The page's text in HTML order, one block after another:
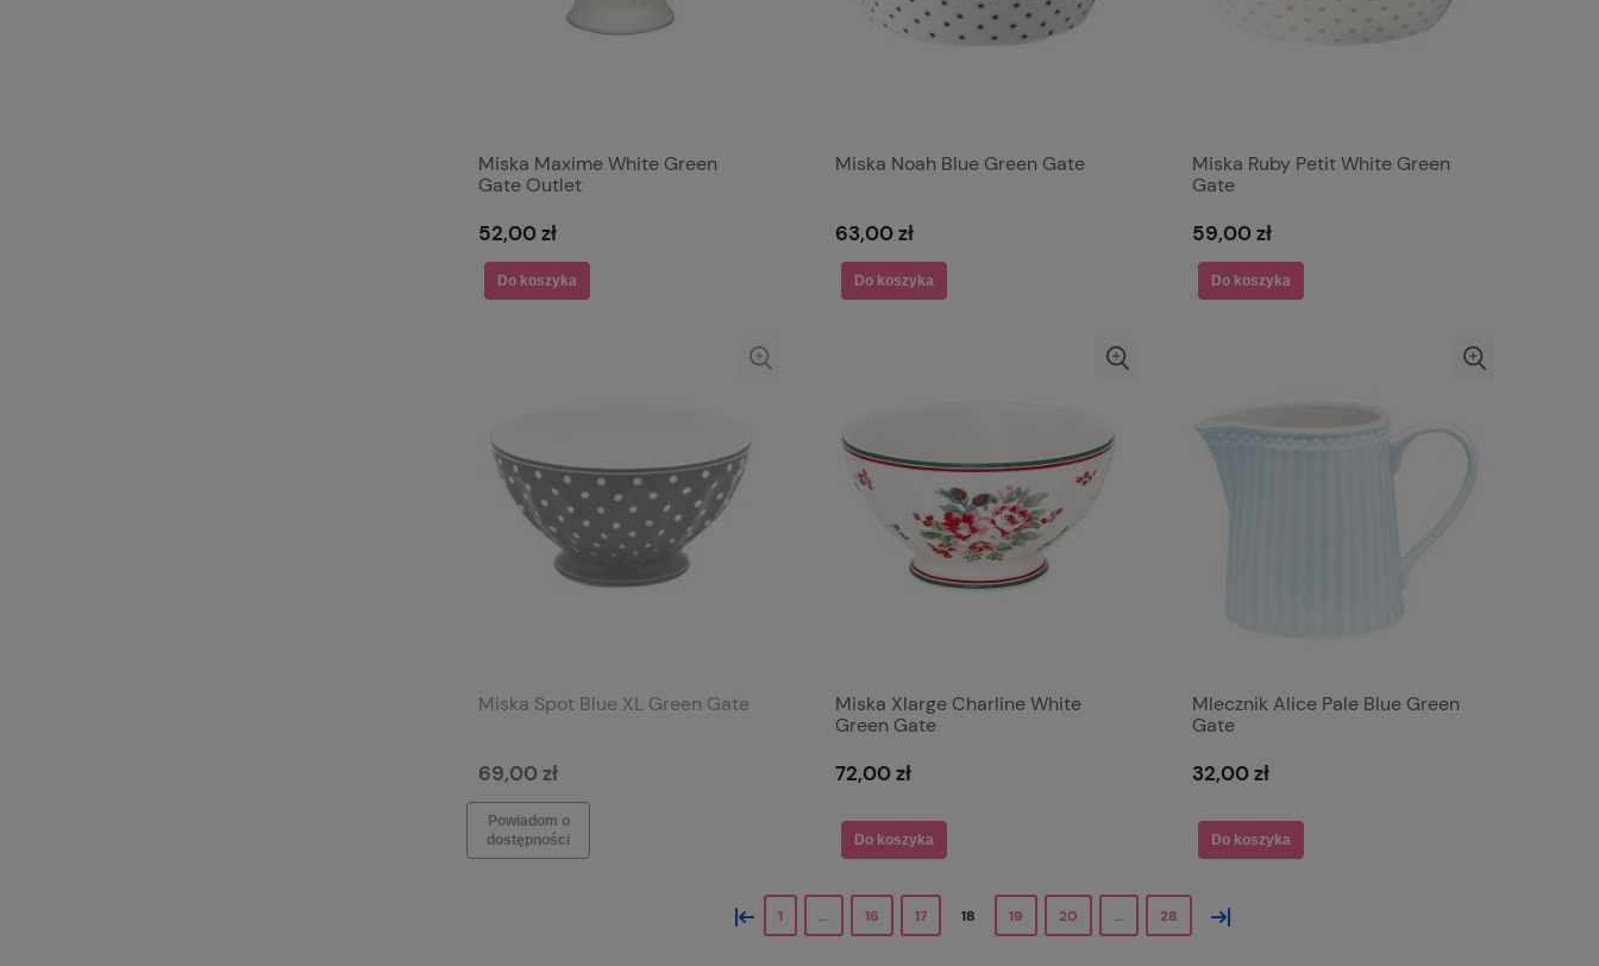
Miska Maxime White Green
Gate Outlet
52,00 zł
Do koszyka
Miska Noah Blue Green Gate
63,00 zł
Do koszyka
Miska Ruby Petit White Green
Gate
59,00 zł
Do koszyka
Miska Spot Blue XL Green Gate
69,00 zł
Powiadom o
dostępności
Miska Xlarge Charline White
Green Gate
72,00 zł
Do koszyka
Mlecznik Alice Pale Blue Green
Gate
32,00 zł
Do koszyka
« 1 ... 16 17 18 19 20 ... 28 »